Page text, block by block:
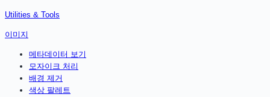
Utilities & Tools
이미지
메타데이터 보기
모자이크 처리
배경 제거
색상 팔레트